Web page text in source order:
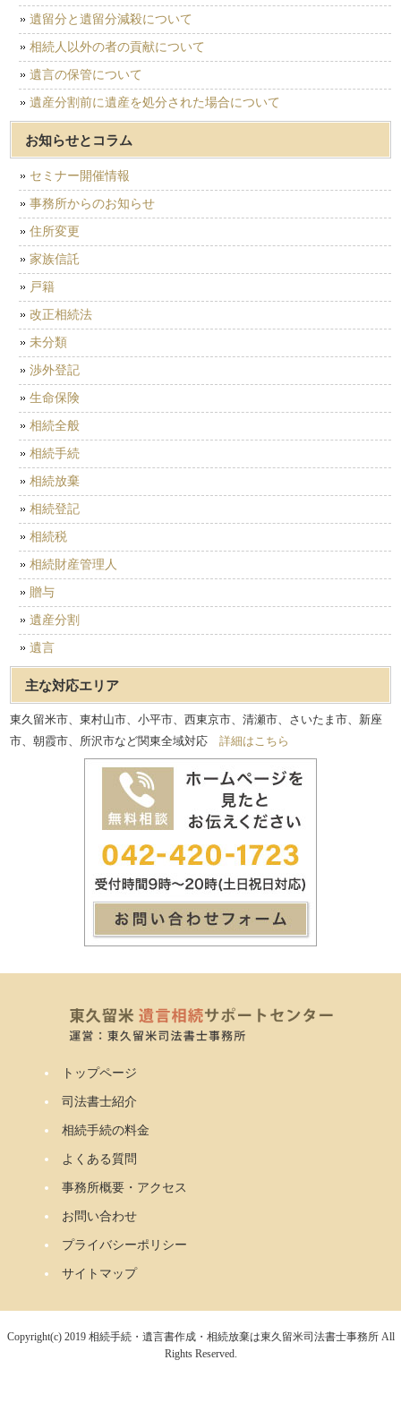
遺留分と遺留分減殺について
相続人以外の者の貢献について
遺言の保管について
遺産分割前に遺産を処分された場合について
お知らせとコラム
セミナー開催情報
事務所からのお知らせ
住所変更
家族信託
戸籍
改正相続法
未分類
渉外登記
生命保険
相続全般
相続手続
相続放棄
相続登記
相続税
相続財産管理人
贈与
遺産分割
遺言
主な対応エリア
東久留米市、東村山市、小平市、西東京市、清瀬市、さいたま市、新座
市、朝霞市、所沢市など関東全域対応詳細はこちら
トップページ
司法書士紹介
相続手続の料金
よくある質問
事務所概要・アクセス
お問い合わせ
プライバシーポリシー
サイトマップ
Copyright(c) 2019 相続手続・遺言書作成・相続放棄は東久留米司法書士事務所 All
Rights Reserved.